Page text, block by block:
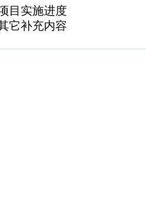
实施进度
补充内容